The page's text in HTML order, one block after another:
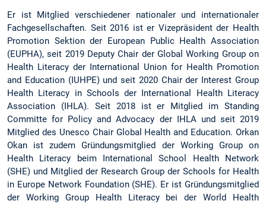
Er ist Mitglied verschiedener nationaler und internationaler
Fachgesellschaften. Seit 2016 ist er Vizepräsident der Health
Promotion Sektion der European Public Health Association
(EUPHA), seit 2019 Deputy Chair der Global Working Group on
Health Literacy der International Union for Health Promotion
and Education (IUHPE) und seit 2020 Chair der Interest Group
Health Literacy in Schools der International Health Literacy
Association (IHLA). Seit 2018 ist er Mitglied im Standing
Committe for Policy and Advocacy der IHLA und seit 2019
Mitglied des Unesco Chair Global Health and Education. Orkan
Okan ist zudem Gründungsmitglied der Working Group on
Health Literacy beim International School Health Network
(SHE) und Mitglied der Research Group der Schools for Health
in Europe Network Foundation (SHE). Er ist Gründungsmitglied
der Working Group Health Literacy bei der World Health